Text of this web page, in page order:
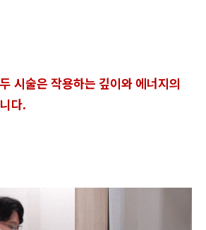
시술은 작용하는 깊이와 에너지의
다.